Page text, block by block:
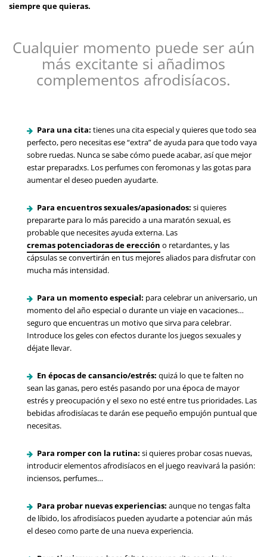
siempre que quieras.
Cualquier momento puede ser aún
más excitante si añadimos
complementos afrodisíacos.
Para una cita: tienes una cita especial y quieres que todo sea
perfecto, pero necesitas ese “extra” de ayuda para que todo vaya
sobre ruedas. Nunca se sabe cómo puede acabar, así que mejor
estar preparadxs. Los perfumes con feromonas y las gotas para
aumentar el deseo pueden ayudarte.
Para encuentros sexuales/apasionados: si quieres
prepararte para lo más parecido a una maratón sexual, es
probable que necesites ayuda externa. Las
cremas potenciadoras de erección o retardantes, y las
cápsulas se convertirán en tus mejores aliados para disfrutar con
mucha más intensidad.
Para un momento especial: para celebrar un aniversario, un
momento del año especial o durante un viaje en vacaciones…
seguro que encuentras un motivo que sirva para celebrar.
Introduce los geles con efectos durante los juegos sexuales y
déjate llevar.
En épocas de cansancio/estrés: quizá lo que te falten no
sean las ganas, pero estés pasando por una época de mayor
estrés y preocupación y el sexo no esté entre tus prioridades. Las
bebidas afrodisíacas te darán ese pequeño empujón puntual que
necesitas.
Para romper con la rutina: si quieres probar cosas nuevas,
introducir elementos afrodisíacos en el juego reavivará la pasión:
inciensos, perfumes…
Para probar nuevas experiencias: aunque no tengas falta
de líbido, los afrodisíacos pueden ayudarte a potenciar aún más
el deseo como parte de una nueva experiencia.